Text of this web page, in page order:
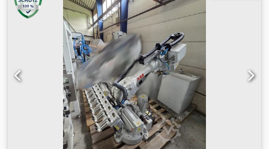
(Flexpicker) inkl. Vision System! TECHNISCHE DETAILS
Traglast: 3 kg Durchmesser Arbeitsbereich: 1.130 mm
Positionswiederholgenauigkeit: 0,03–0,1 mm
Bahnwiederholgenauigkeit: 0,1–0,33 mm MASCHINEN-
DETAILS Gewicht: 120 kg Netzspannung: 200–600 V
Netzfrequenz: 60 Hz Leistungsaufnahme bei maximaler
Last: 0,477 kW Nutzlast Pick-&-Place-Zyklus: 1 kg
Umgebungstemperatur: 0 bis +45 °C Relative
Luftfeuchtigkeit: max. 95 % Geräuschpegel: < 70 dB(A)
Chedpfx Ajznh T Esi Aea Emission: EMC/EMI-abgeschirmt
Betriebsstunden: 6.000 h